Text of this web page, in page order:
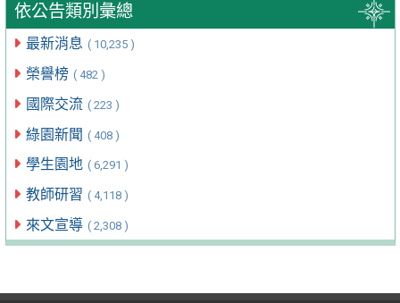
依公告類別彙總
最新消息 ( 10,235 )
榮譽榜 ( 482 )
國際交流 ( 223 )
綠園新聞 ( 408 )
學生園地 ( 6,291 )
教師研習 ( 4,118 )
來文宣導 ( 2,308 )